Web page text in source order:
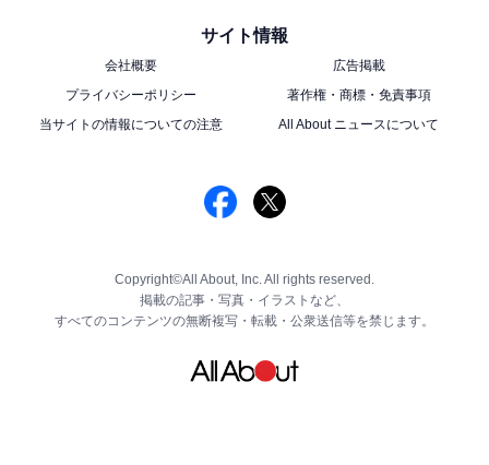
サイト情報
会社概要
広告掲載
プライバシーポリシー
著作権・商標・免責事項
当サイトの情報についての注意
All About ニュースについて
Copyright©All About, Inc. All rights reserved.
掲載の記事・写真・イラストなど、
すべてのコンテンツの無断複写・転載・公衆送信等を禁じます。